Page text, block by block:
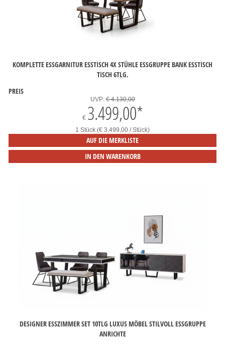
KOMPLETTE ESSGARNITUR ESSTISCH 4X STÜHLE ESSGRUPPE BANK ESSTISCH
TISCH 6TLG.
PREIS
UVP:€ 4.130,00
€ 3.499,00*
1 Stück (€ 3.499,00 / Stück)
AUF DIE MERKLISTE
IN DEN WARENKORB
DESIGNER ESSZIMMER SET 10TLG LUXUS MÖBEL STILVOLL ESSGRUPPE
ANRICHTE